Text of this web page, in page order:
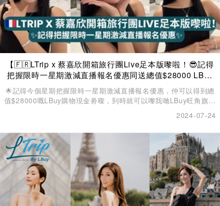
【🇫🇷LTrip x 蔡嘉欣開箱旅行團Live足本版嚟啦！😎記得
把握限時一星期激減直播報名優惠同送總值$28000 LBuy
購物現金劵🛍️】
🌟記得今個星期把握限時一星期激減直播報名優惠，仲可以得到總
值$28000嘅LBuy購物現金劵㗎，到時就可以嚟我哋LBuy旺角旗艦
2024-07-24